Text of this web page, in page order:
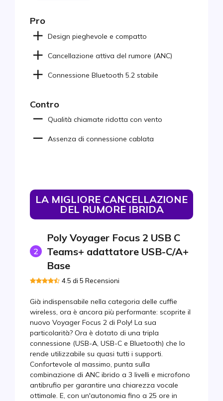
Pro
Design pieghevole e compatto
Cancellazione attiva del rumore (ANC)
Connessione Bluetooth 5.2 stabile
Contro
Qualità chiamate ridotta con vento
Assenza di connessione cablata
LA MIGLIORE CANCELLAZIONE
DEL RUMORE IBRIDA
2
Poly Voyager Focus 2 USB C
Teams+ adattatore USB-C/A+
Base
4.5 di 5 Recensioni
Già indispensabile nella categoria delle cuffie
wireless, ora è ancora più performante: scoprite il
nuovo Voyager Focus 2 di Poly! La sua
particolarità? Ora è dotato di una tripla
connessione (USB-A, USB-C e Bluetooth) che lo
rende utilizzabile su quasi tutti i supporti.
Confortevole al massimo, punta sulla
combinazione di ANC ibrido a 3 livelli e microfono
antibrufio per garantire una chiarezza vocale
ottimale. E, con un'autonomia fino a 25 ore in